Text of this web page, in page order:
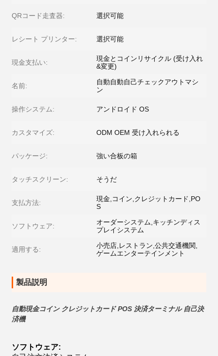
QRコード走査器: 選択可能
レシート プリンター: 選択可能
現金支払い:
現金とコインリサイクル (受け入れ
&変更)
名前:
自動自動自己チェックアウトマシ
ン
操作システム: アンドロイド OS
カスタマイズ: ODM OEM 受け入れられる
パッケージ: 強い合板の箱
タッチスクリーン: そうだ
支払方法:
現金,コイン,クレジットカード,PO
S
ソフトウェア:
オーダーシステム,キッチンディス
プレイシステム
適用する:
小売店,レストラン,公共交通機関,
ゲームエンターテインメント
製品説明
自動現金コイン クレジットカード POS 決済ターミナル 自己決
済機
ソフトウェア: